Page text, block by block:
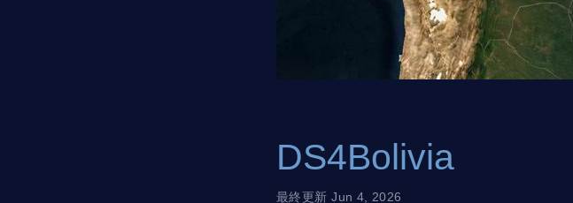
DS4Bolivia
最終更新 Jun 4, 2026